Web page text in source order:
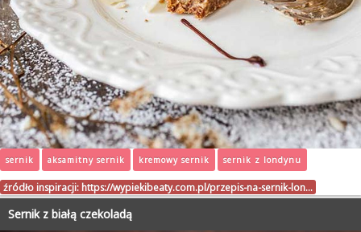
sernik aksamitny sernik kremowy sernik sernik z londynu
źródło inspiracji: https://wypiekibeaty.com.pl/przepis-na-sernik-lon…
Sernik z białą czekoladą